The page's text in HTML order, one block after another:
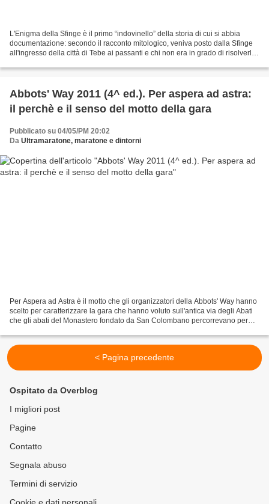
L'Enigma della Sfinge è il primo “indovinello” della storia di cui si abbia
documentazione: secondo il racconto mitologico, veniva posto dalla Sfinge
all'ingresso della città di Tebe ai passanti e chi non era in grado di risolverlo
Abbots' Way 2011 (4^ ed.). Per aspera ad astra:
il perchè e il senso del motto della gara
Pubblicato su 04/05/PM 20:02
Da Ultramaratone, maratone e dintorni
Per Aspera ad Astra è il motto che gli organizzatori della Abbots' Way hanno
scelto per caratterizzare la gara che hanno voluto sull'antica via degli Abati
che gli abati del Monastero fondato da San Colombano percorrevano per
< Pagina precedente
Ospitato da Overblog
I migliori post
Pagine
Contatto
Segnala abuso
Termini di servizio